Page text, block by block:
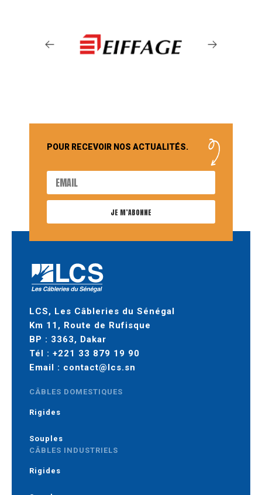
POUR RECEVOIR NOS ACTUALITÉS.
JE M’ABONNE
LCS, Les Câbleries du Sénégal
Km 11, Route de Rufisque
BP : 3363, Dakar
Tél : +221 33 879 19 90
Email : contact@lcs.sn
CÂBLES DOMESTIQUES
Rigides
Souples
CÂBLES INDUSTRIELS
Rigides